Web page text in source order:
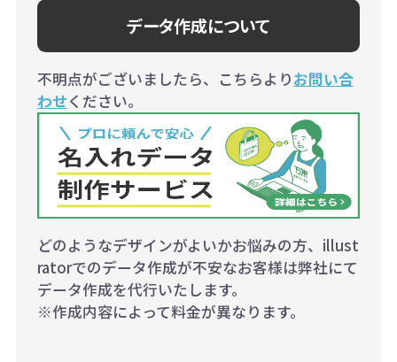
データ作成について
不明点がございましたら、こちらよりお問い合
わせください。
どのようなデザインがよいかお悩みの方、illust
ratorでのデータ作成が不安なお客様は弊社にて
データ作成を代行いたします。
※作成内容によって料金が異なります。